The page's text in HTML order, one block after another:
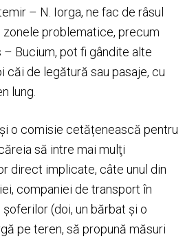
– N. Iorga, ne fac de râsul
zonele problematice, precum
Bucium, pot fi gândite alte
căi de legătură sau pasaje, cu
lung.
o comisie cetățenească pentru
să intre mai mulţi
direct implicate, câte unul din
companiei de transport în
(doi, un bărbat și o
pe teren, să propună măsuri